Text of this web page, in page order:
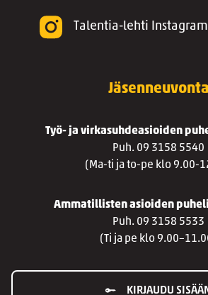
Talentia-lehti
Jäsenneuvonta
Työ- ja virkasuhdeasioiden
Puh. 09 3158 5540
(Ma-ti ja to-pe klo 9.00-
Ammatillisten asioiden
Puh. 09 3158 5533
(Ti ja pe klo
KIRJAUDU